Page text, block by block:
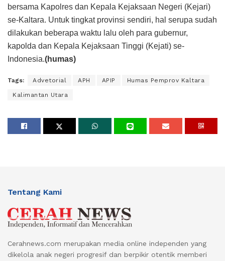
bersama Kapolres dan Kepala Kejaksaan Negeri (Kejari)
se-Kaltara. Untuk tingkat provinsi sendiri, hal serupa sudah
dilakukan beberapa waktu lalu oleh para gubernur,
kapolda dan Kepala Kejaksaan Tinggi (Kejati) se-
Indonesia.(humas)
Tags: Advetorial APH APIP Humas Pemprov Kaltara
Kalimantan Utara
Tentang Kami
Cerahnews.com merupakan media online independen yang
dikelola anak negeri progresif dan berpikir otentik memberi